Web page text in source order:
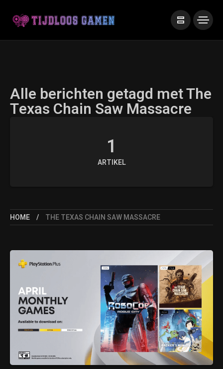
Alle berichten getagd met The
Texas Chain Saw Massacre
1
ARTIKEL
HOME THE TEXAS CHAIN SAW MASSACRE